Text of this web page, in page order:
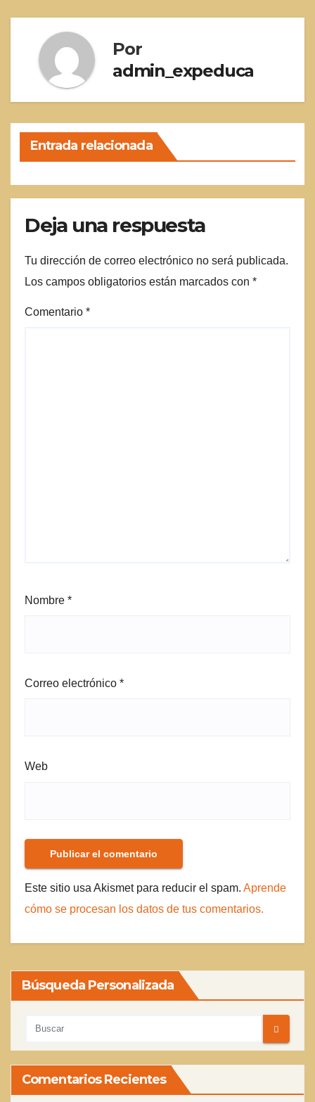
Por
admin_expeduca
Entrada relacionada
Deja una respuesta
Tu dirección de correo electrónico no será publicada.
Los campos obligatorios están marcados con *
Comentario *
Nombre *
Correo electrónico *
Web
Este sitio usa Akismet para reducir el spam. Aprende
cómo se procesan los datos de tus comentarios.
Búsqueda Personalizada
Comentarios Recientes